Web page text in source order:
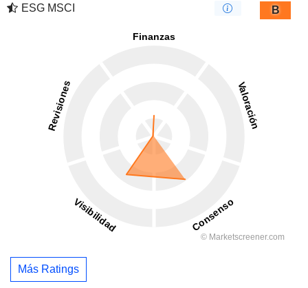
ESG MSCI
B
Más Ratings